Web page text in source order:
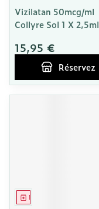
Vizilatan 50mcg/ml
Collyre Sol 1 X 2,5ml
15,95 €
Réservez
Médicament